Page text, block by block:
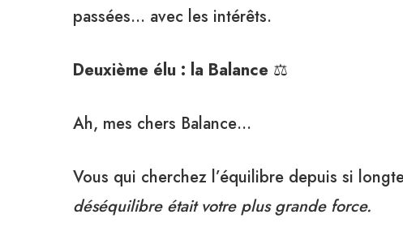
passées… avec les intérêts.
Deuxième élu : la Balance ⚖️
Ah, mes chers Balance…
Vous qui cherchez l’équilibre depuis si
déséquilibre était votre plus grande force.